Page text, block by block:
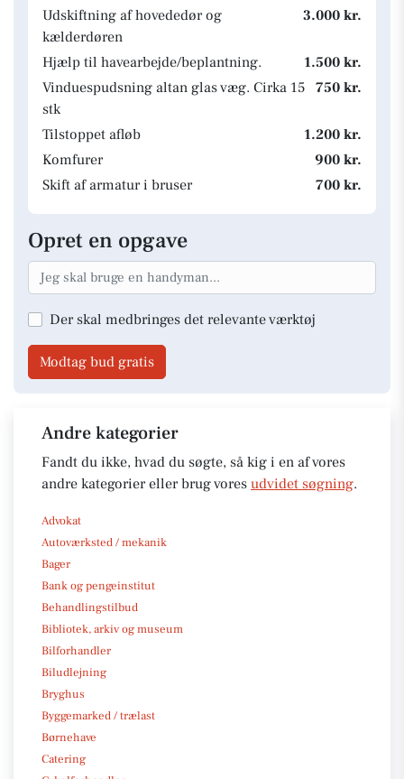
Udskiftning af hovededør og
kælderdøren
3.000 kr.
Hjælp til havearbejde/beplantning.
1.500 kr.
Vinduespudsning altan glas væg. Cirka 15
stk
750 kr.
Tilstoppet afløb
1.200 kr.
Komfurer
900 kr.
Skift af armatur i bruser
700 kr.
Opret en opgave
Der skal medbringes det relevante værktøj
Modtag bud gratis
Andre kategorier
Fandt du ikke, hvad du søgte, så kig i en af vores
andre kategorier eller brug vores udvidet søgning.
Advokat
Autoværksted / mekanik
Bager
Bank og pengeinstitut
Behandlingstilbud
Bibliotek, arkiv og museum
Bilforhandler
Biludlejning
Bryghus
Byggemarked / trælast
Børnehave
Catering